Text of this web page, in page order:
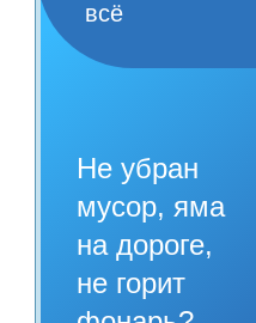
всё
Не убран
мусор, яма
на дороге,
не горит